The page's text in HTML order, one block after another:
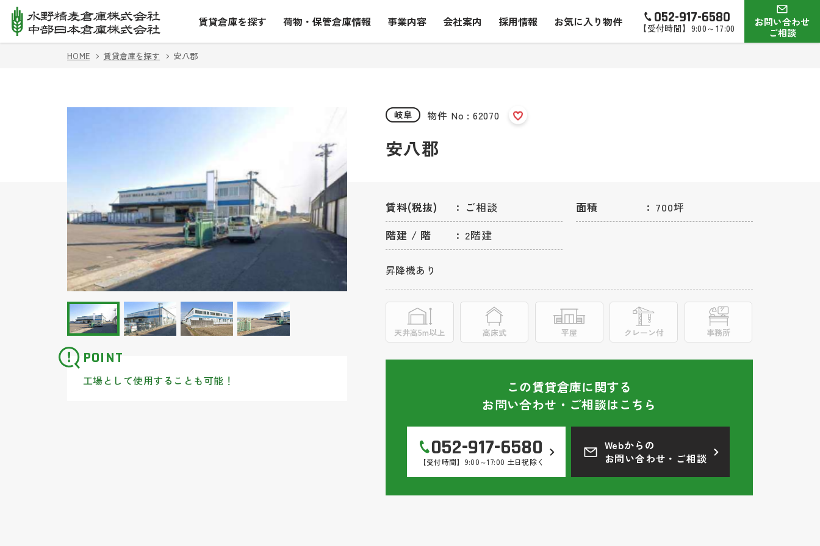
賃貸倉庫を探す 荷物・保管倉庫情報 事業内容 会社案内 採用情報 お気に入り物件 052-917-6580
【受付時間】9:00～17:00
お問い合わせ
ご相談
HOME 賃貸倉庫を探す 安八郡
POINT
工場として使用することも可能！
岐阜 物件 No : 62070
安八郡
賃料(税抜) ご相談 面積
700坪
階建 / 階
2階建
昇降機あり
天井高5m以上 高床式 平屋 クレーン付 事務所
この賃貸倉庫に関する
お問い合わせ・ご相談はこちら
052-917-6580
【受付時間】9:00～17:00 土日祝除く
Webからの
お問い合わせ・ご相談